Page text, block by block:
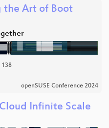
the Art of Boot
138
openSUSE Conference 2024
Infinite Scale